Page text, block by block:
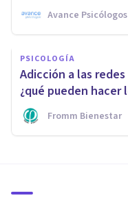
Avance Psicólogos
PSICOLOGÍA
Adicción a las
¿qué pueden hacer
Fromm Bienestar